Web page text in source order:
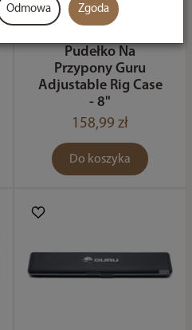
Pudełko Na
Przypony Guru
Adjustable Rig Case
- 8"
158,99 zł
Do koszyka
Odmowa Zgoda